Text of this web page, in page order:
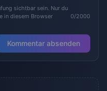
sichtbar sein. Nur du
in diesem Browser
0/2000
Kommentar absenden